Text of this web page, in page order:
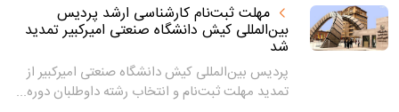
مهلت ثبت‌نام کارشناسی ارشد پردیس
بین‌المللی کیش دانشگاه صنعتی امیرکبیر تمدید
شد
پردیس بین‌المللی کیش دانشگاه صنعتی امیرکبیر از
تمدید مهلت ثبت‌نام و انتخاب رشته داوطلبان دوره...